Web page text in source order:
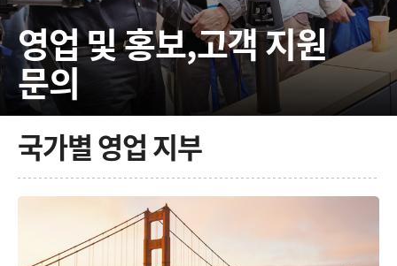
Denmark
Finland
France
Hong Kong SAR, China
India
Italy
영업 및 홍보,고객 지원
문의
국가별 영업 지부